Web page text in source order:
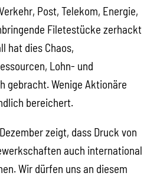
Post, Telekom, Energie,
Filetestücke zerhackt
hat dies Chaos,
Lohn- und
gebracht. Wenige Aktionäre
bereichert.
zeigt, dass Druck von
auch international
Wir dürfen uns an diesem